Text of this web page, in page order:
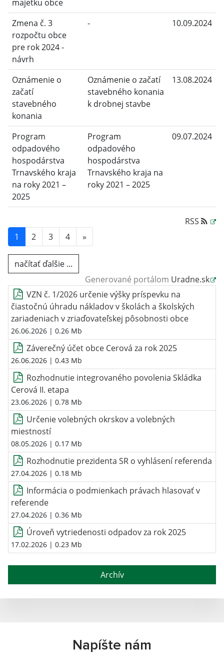
majetku obce
Zmena č. 3
rozpočtu obce
pre rok 2024 -
návrh
- 10.09.2024
Oznámenie o
začatí
stavebného
konania
Oznámenie o začatí
stavebného konania
k drobnej stavbe
13.08.2024
Program
odpadového
hospodárstva
Trnavského kraja
na roky 2021 –
2025
Program
odpadového
hospodárstva
Trnavského kraja na
roky 2021 – 2025
09.07.2024
RSS
1
2 3 4 »
načítať ďalšie ...
Generované portálom Uradne.sk
VZN č. 1/2026 určenie výšky príspevku na
čiastočnú úhradu nákladov v školách a školských
zariadeniach v zriaďovateľskej pôsobnosti obce
26.06.2026 | 0.26 Mb
Záverečný účet obce Cerová za rok 2025
26.06.2026 | 0.43 Mb
Rozhodnutie integrovaného povolenia Skládka
Cerová II. etapa
23.06.2026 | 0.78 Mb
Určenie volebných okrskov a volebných
miestností
08.05.2026 | 0.17 Mb
Rozhodnutie prezidenta SR o vyhlásení referenda
27.04.2026 | 0.18 Mb
Informácia o podmienkach právach hlasovať v
referende
27.04.2026 | 0.36 Mb
Úroveň vytriedenosti odpadov za rok 2025
17.02.2026 | 0.23 Mb
Archív
Napíšte nám